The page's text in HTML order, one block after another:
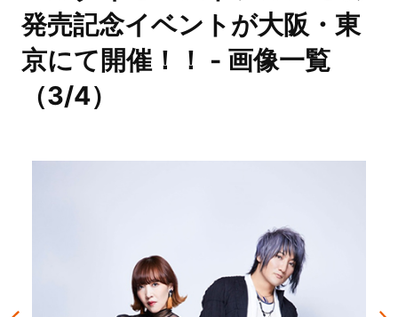
発売記念イベントが大阪・東
京にて開催！！ - 画像一覧
（3/4）